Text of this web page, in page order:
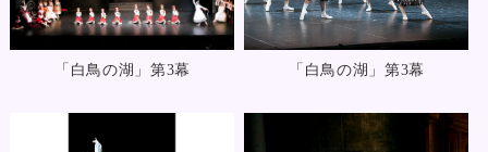
「白鳥の湖」第3幕 「白鳥の湖」第3幕